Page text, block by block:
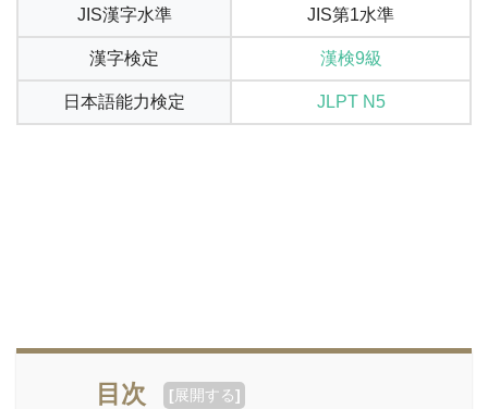
JIS漢字水準 JIS第1水準
漢字検定 漢検9級
日本語能力検定 JLPT N5
目次 [展開する]